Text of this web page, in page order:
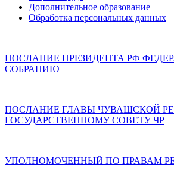
Дополнительное образование
Обработка персональных данных
ПОСЛАНИЕ ПРЕЗИДЕНТА РФ
СОБРАНИЮ
ПОСЛАНИЕ ГЛАВЫ ЧУВАШСКОЙ
ГОСУДАРСТВЕННОМУ СОВЕТУ ЧР
УПОЛНОМОЧЕННЫЙ ПО ПРАВАМ